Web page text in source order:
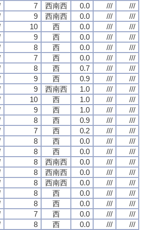
7 西南西 0.0 ///
///
9 西南西 0.0 ///
///
10 西 0.0 ///
///
9 西 0.0 ///
///
8 西 0.0 ///
///
7 西 0.0 ///
///
8 西 0.7 ///
///
9 西 0.9 ///
///
9 西南西 1.0 ///
///
10 西 1.0 ///
///
9 西 1.0 ///
///
8 西 0.9 ///
///
7 西 0.2 ///
///
8 西 0.0 ///
///
8 西 0.0 ///
///
8 西南西 0.0 ///
///
8 西南西 0.0 ///
///
8 西南西 0.0 ///
///
8 西 0.0 ///
///
8 西 0.0 ///
///
7 西 0.0 ///
///
8 西 0.0 /// ///